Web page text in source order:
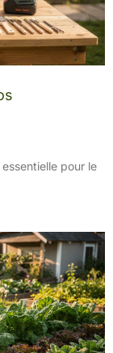
pour le